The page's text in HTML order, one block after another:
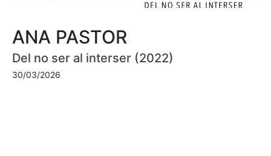
ANA PASTOR
Del no ser al interser (2022)
30/03/2026